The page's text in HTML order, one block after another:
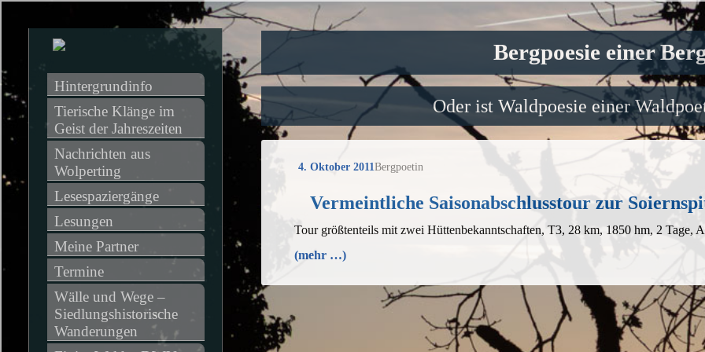
Bergpoesie einer
Oder ist Waldpoesie einer
4. Oktober 2011Bergpoetin
Vermeintliche Saisonabschlusstour zur
Tour größtenteils mit zwei Hüttenbekanntschaften, T3, 28 km, 1850 hm, 2 Tage,
(mehr …)
Hintergrundinfo
Tierische Klänge im
Geist der Jahreszeiten
Nachrichten aus
Wolperting
Lesespaziergänge
Lesungen
Meine Partner
Termine
Wälle und Wege –
Siedlungshistorische
Wanderungen